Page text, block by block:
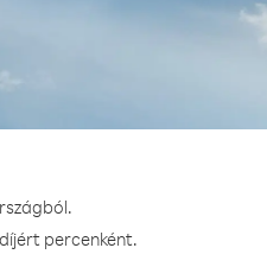
percenként.